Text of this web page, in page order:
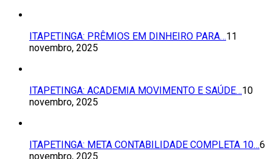
ITAPETINGA: PRÊMIOS EM DINHEIRO PARA…11
novembro, 2025
ITAPETINGA: ACADEMIA MOVIMENTO E SAÚDE…10
novembro, 2025
ITAPETINGA: META CONTABILIDADE COMPLETA 10…6
novembro, 2025